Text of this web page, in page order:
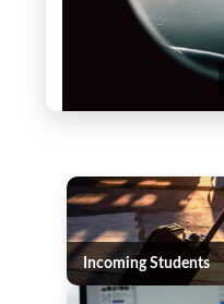
Incoming Students